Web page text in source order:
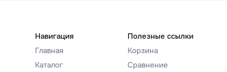
Навигация
Главная
Каталог
Полезные ссылки
Корзина
Сравнение